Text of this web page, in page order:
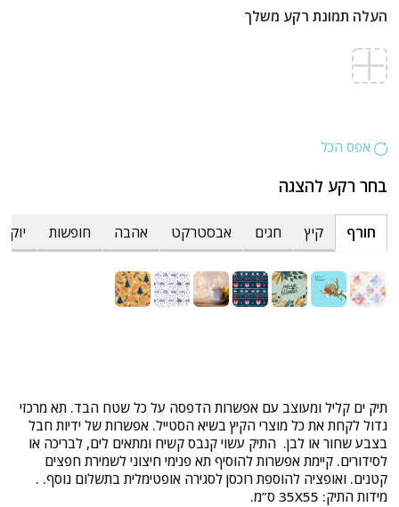
העלה תמונת רקע משלך
אפס הכל
בחר רקע להצגה
חורף קיץ חגים אבסטרקט אהבה חופשות
תיק ים קליל ומעוצב עם אפשרות הדפסה על כל שטח הבד. תא מרכזי
גדול לקחת את כל מוצרי הקיץ בשיא הסטייל. אפשרות של ידיות חבל
בצבע שחור או לבן. התיק עשוי קנבס קשיח ומתאים לים, לבריכה או
לסידורים. קיימת אפשרות להוסיף תא פנימי חיצוני לשמירת חפצים
קטנים. ואופציה להוספת רוכסן לסגירה אופטימלית בתשלום נוסף. .
מידות התיק: 35X55 ס”מ.